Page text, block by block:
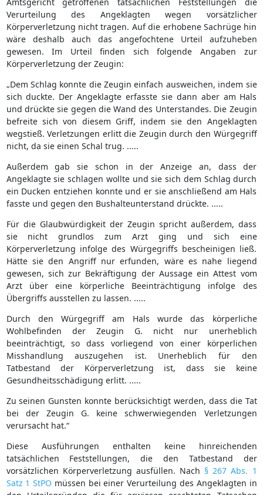
Verurteilung des Angeklagten wegen vorsätzlicher
Körperverletzung nicht tragen. Auf die erhobene Sachrüge hin
wäre deshalb auch das angefochtene Urteil aufzuheben
gewesen. Im Urteil finden sich folgende Angaben zur
Körperverletzung der Zeugin:
„Dem Schlag konnte die Zeugin einfach ausweichen, indem sie
sich duckte. Der Angeklagte erfasste sie dann aber am Hals
und drückte sie gegen die Wand des Unterstandes. Die Zeugin
befreite sich von diesem Griff, indem sie den Angeklagten
wegstieß. Verletzungen erlitt die Zeugin durch den Würgegriff
nicht, da sie einen Schal trug. .....
Außerdem gab sie schon in der Anzeige an, dass der
Angeklagte sie schlagen wollte und sie sich dem Schlag durch
ein Ducken entziehen konnte und er sie anschließend am Hals
fasste und gegen den Bushalteunterstand drückte. .....
Für die Glaubwürdigkeit der Zeugin spricht außerdem, dass
sie nicht grundlos zum Arzt ging und sich eine
Körperverletzung infolge des Würgegriffs bescheinigen ließ.
Hätte sie den Angriff nur erfunden, wäre es nahe liegend
gewesen, sich zur Bekräftigung der Aussage ein Attest vom
Arzt über eine körperliche Beeinträchtigung infolge des
Übergriffs ausstellen zu lassen. .....
Durch den Würgegriff am Hals wurde das körperliche
Wohlbefinden der Zeugin G. nicht nur unerheblich
beeinträchtigt, so dass vorliegend von einer körperlichen
Misshandlung auszugehen ist. Unerheblich für den
Tatbestand der Körperverletzung ist, dass sie keine
Gesundheitsschädigung erlitt. .....
Zu seinen Gunsten konnte berücksichtigt werden, dass die Tat
bei der Zeugin G. keine schwerwiegenden Verletzungen
verursacht hat.“
Diese Ausführungen enthalten keine hinreichenden
tatsächlichen Feststellungen, die den Tatbestand der
vorsätzlichen Körperverletzung ausfüllen. Nach § 267 Abs. 1
Satz 1 StPO müssen bei einer Verurteilung des Angeklagten in